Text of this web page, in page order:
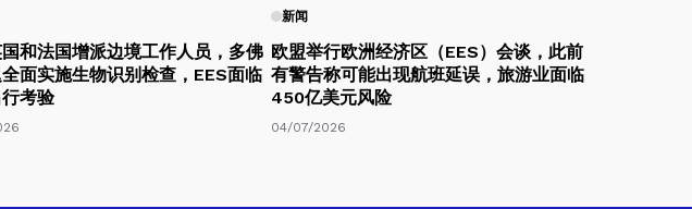
和法国增派边境工作人员，多佛
面实施生物识别检查，EES面临
考验
新闻
欧盟举行欧洲经济区（EES）会谈，此前
有警告称可能出现航班延误，旅游业面临
450亿美元风险
04/07/2026